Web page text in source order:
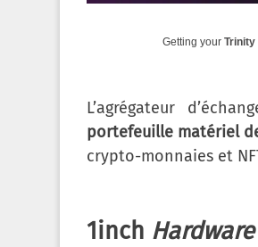
Getting your Trinity
L’agrégateur
portefeuille matériel
crypto-monnaies et
1inch